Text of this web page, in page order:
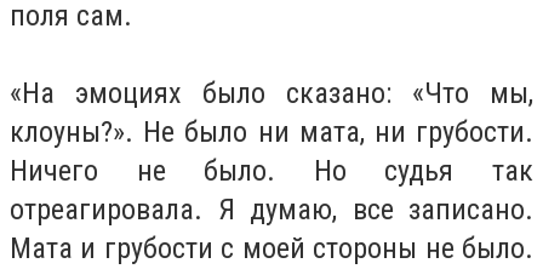
поля сам.
«На эмоциях было сказано: «Что мы,
клоуны?». Не было ни мата, ни грубости.
Ничего не было. Но судья так
отреагировала. Я думаю, все записано.
Мата и грубости с моей стороны не было.